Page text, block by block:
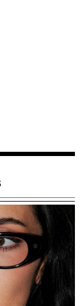
เป็นเหมือนการ
ต่ฉันซาบซึ้งใน
อดทนและลงทุน
การตลาดที่
และการ
Inc. ที่ทำให้
อยลง